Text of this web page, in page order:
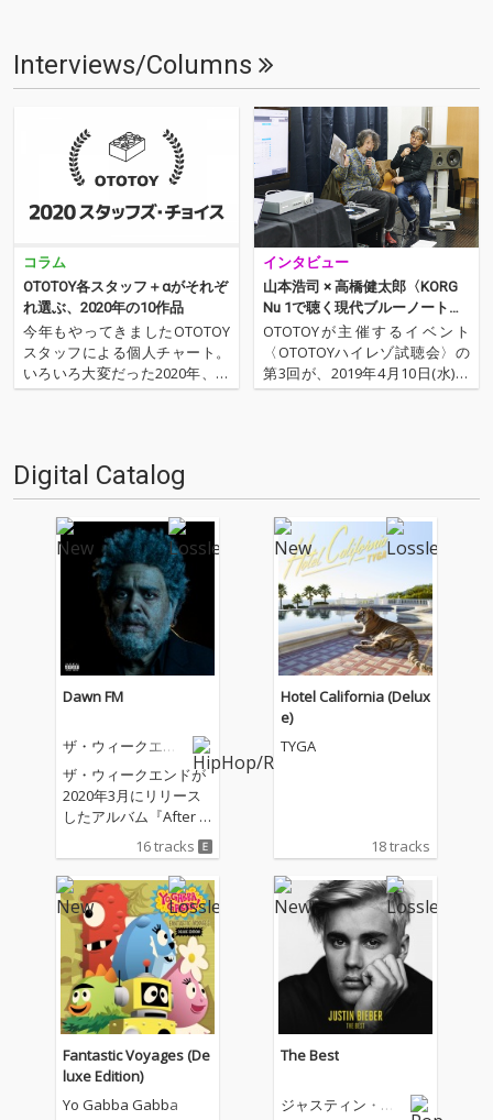
Interviews/Columns
コラム
OTOTOY各スタッフ＋αがそれぞ
れ選ぶ、2020年の10作品
今年もやってきましたOTOTOY
スタッフによる個人チャート。
いろいろ大変だった2020年、な
にを聴いてOTOTOYを作ってい
と関わっているライター陣の方
にも書いてもらいま…
インタビュー
山本浩司 × 高橋健太郎〈KORG
Nu 1で聴く現代ブルーノートの
名盤セレクション〉
OTOTOYが主催するイベント
〈OTOTOYハイレゾ試聴会〉の
第3回が、2019年4月10日(水)に
行われた。メインMCに音楽評論
山本浩司が…
Digital Catalog
Dawn FM
ザ・ウィークエン
ザ・ウィークエンドが
2020年3月にリリース
したアルバム『After H
ours』から約2年ぶ
り、５作目となるアル
バム『Dawn FM』をリ
リース。年明けのサプ
ライズリリースとなっ
た今作には、タイラ
ー・ザ・クリエイタ
ー、リル・ウェイン、
クインシー・ジョーン
ズ、ジム・キャリーな
どが参加。ゲスト陣の
豪華さはさることなが
ら、アルバム収録曲の
「Out Of Time」では
16 tracks
Hotel California (Delux
e)
TYGA
18 tracks
Fantastic Voyages (De
luxe Edition)
Yo Gabba Gabba
The Best
ジャスティン・ビ